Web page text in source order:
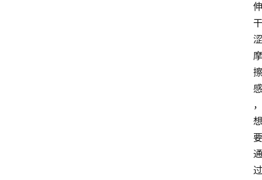
伸
干
涩
摩
擦
感
，
想
要
通
过